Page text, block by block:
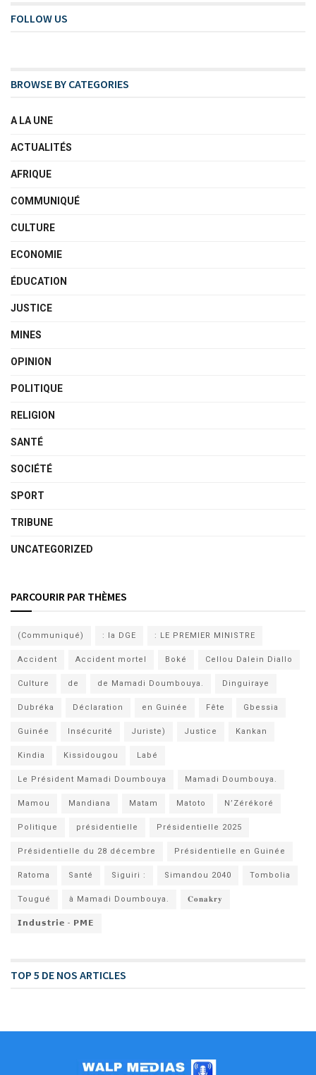
FOLLOW US
BROWSE BY CATEGORIES
A LA UNE
ACTUALITÉS
AFRIQUE
COMMUNIQUÉ
CULTURE
ECONOMIE
ÉDUCATION
JUSTICE
MINES
OPINION
POLITIQUE
RELIGION
SANTÉ
SOCIÉTÉ
SPORT
TRIBUNE
UNCATEGORIZED
PARCOURIR PAR THÈMES
(Communiqué) : la DGE : LE PREMIER MINISTRE
Accident Accident mortel Boké Cellou Dalein Diallo
Culture de de Mamadi Doumbouya. Dinguiraye
Dubréka Déclaration en Guinée Fête Gbessia
Guinée Insécurité Juriste) Justice Kankan
Kindia Kissidougou Labé
Le Président Mamadi Doumbouya Mamadi Doumbouya.
Mamou Mandiana Matam Matoto N’Zérékoré
Politique présidentielle Présidentielle 2025
Présidentielle du 28 décembre Présidentielle en Guinée
Ratoma Santé Siguiri : Simandou 2040 Tombolia
Tougué à Mamadi Doumbouya. 𝐂𝐨𝐧𝐚𝐤𝐫𝐲
𝗜𝗻𝗱𝘂𝘀𝘁𝗿𝗶𝗲 - 𝗣𝗠𝗘
TOP 5 DE NOS ARTICLES